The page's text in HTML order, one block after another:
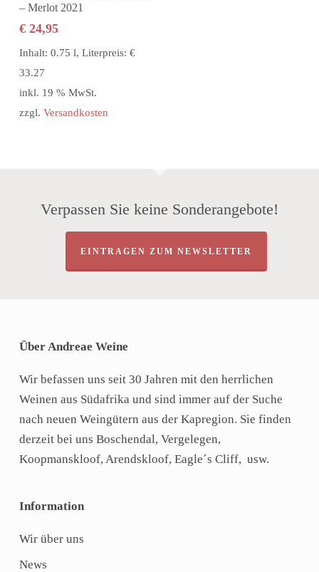
– Merlot 2021
€24,95
Inhalt: 0.75 l, Literpreis: €
33.27
inkl. 19 % MwSt.
zzgl. Versandkosten
Verpassen Sie keine Sonderangebote!
EINTRAGEN ZUM NEWSLETTER
Über Andreae Weine
Wir befassen uns seit 30 Jahren mit den herrlichen
Weinen aus Südafrika und sind immer auf der Suche
nach neuen Weingütern aus der Kapregion. Sie finden
derzeit bei uns Boschendal, Vergelegen,
Koopmanskloof, Arendskloof, Eagle´s Cliff, usw.
Information
Wir über uns
News